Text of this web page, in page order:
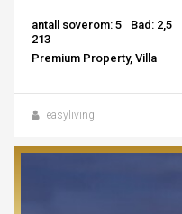
antall soverom: 5 Bad: 2,5
213
Premium Property, Villa
easyliving